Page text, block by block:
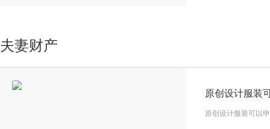
夫妻财产
原创设计服装可以